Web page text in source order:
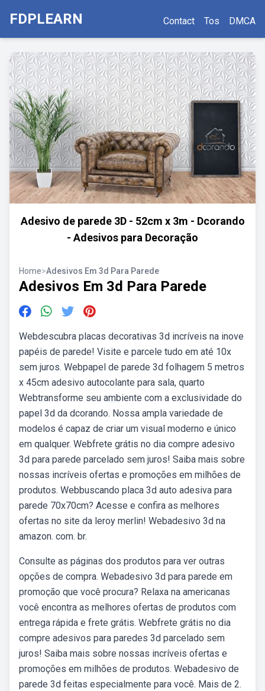
FDPLEARN Contact Tos DMCA
Adesivo de parede 3D - 52cm x 3m - Dcorando
- Adesivos para Decoração
Home>Adesivos Em 3d Para Parede
Adesivos Em 3d Para Parede
Webdescubra placas decorativas 3d incríveis na inove
papéis de parede! Visite e parcele tudo em até 10x
sem juros. Webpapel de parede 3d folhagem 5 metros
x 45cm adesivo autocolante para sala, quarto
Webtransforme seu ambiente com a exclusividade do
papel 3d da dcorando. Nossa ampla variedade de
modelos é capaz de criar um visual moderno e único
em qualquer. Webfrete grátis no dia compre adesivo
3d para parede parcelado sem juros! Saiba mais sobre
nossas incríveis ofertas e promoções em milhões de
produtos. Webbuscando placa 3d auto adesiva para
parede 70x70cm? Acesse e confira as melhores
ofertas no site da leroy merlin! Webadesivo 3d na
amazon. com. br.
Consulte as páginas dos produtos para ver outras
opções de compra. Webadesivo 3d para parede em
promoção que você procura? Relaxa na americanas
você encontra as melhores ofertas de produtos com
entrega rápida e frete grátis. Webfrete grátis no dia
compre adesivos para paredes 3d parcelado sem
juros! Saiba mais sobre nossas incríveis ofertas e
promoções em milhões de produtos. Webadesivo de
parede 3d feitas especialmente para você. Mais de 2.